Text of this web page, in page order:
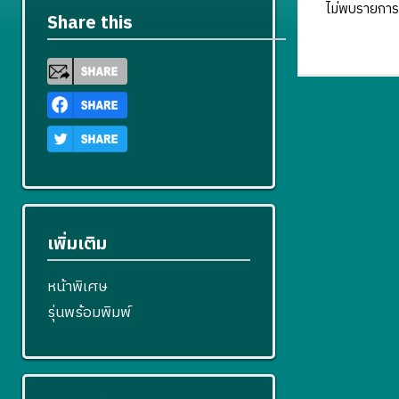
ไม่พบรายกา
Share this
เพิ่มเติม
หน้าพิเศษ
รุ่นพร้อมพิมพ์